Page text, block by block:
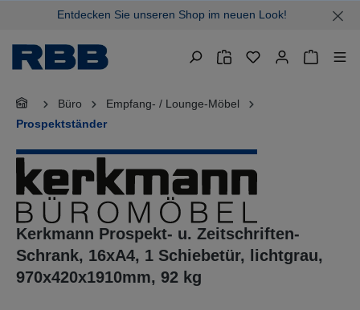
springenEntdecken Sie unseren Shop im neuen Look!
Büro
Empfang- / Lounge-Möbel
Prospektständer
Kerkmann Prospekt- u. Zeitschriften-
Schrank, 16xA4, 1 Schiebetür, lichtgrau,
970x420x1910mm, 92 kg